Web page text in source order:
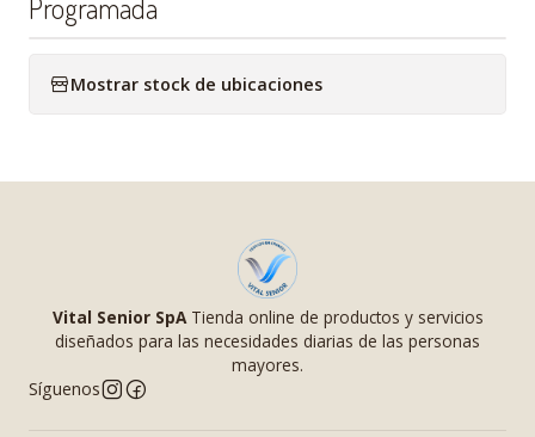
Programada
Mostrar stock de ubicaciones
Vital Senior SpATienda online de productos y servicios
diseñados para las necesidades diarias de las personas
mayores.
Síguenos